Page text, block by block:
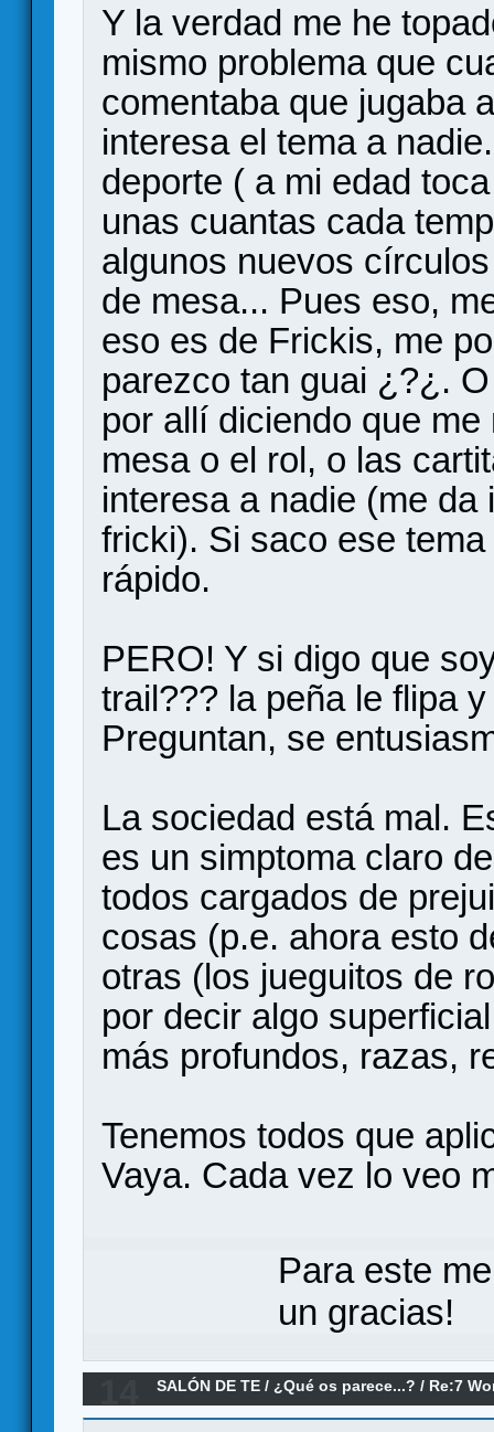
Y la verdad me he
mismo problema que
comentaba que jugaba
interesa el tema a
deporte ( a mi edad
unas cuantas cada
algunos nuevos
de mesa... Pues eso,
eso es de Frickis, me
parezco tan guai ¿?¿.
por allí diciendo que
mesa o el rol, o las
interesa a nadie (me
fricki). Si saco ese
rápido.
PERO! Y si digo que
trail??? la peña le flipa
Preguntan, se
La sociedad está mal.
es un simptoma claro
todos cargados de
cosas (p.e. ahora esto
otras (los jueguitos de
por decir algo
más profundos, razas,
Tenemos todos que
Vaya. Cada vez lo veo
Para este
un gracias!
SALÓN DE TE / ¿Qué os parece...? / Re:7